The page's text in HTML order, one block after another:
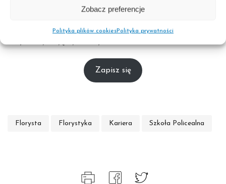
Zobacz preferencje
Polityka plików cookiesPolityka prywatności
florystą. Zarejestruj się na kierunek florystyki w
i rozpocznij swoją karierę w tej pięknej i
Zapisz się
Florysta Florystyka Kariera Szkoła Policealna